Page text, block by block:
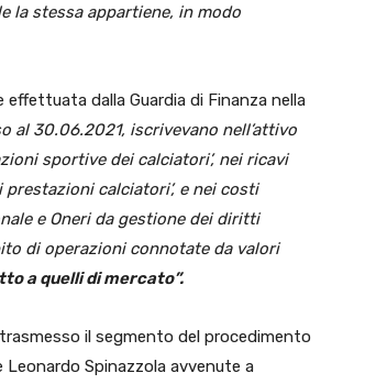
la stessa appartiene, in modo
dalla Guardia di Finanza nella
al 30.06.2021, iscrivevano nell’attivo
sportive dei calciatori’, nei ricavi
calciatori’, e nei costi
e Oneri da gestione dei diritti
di operazioni connotate da valori
a quelli di mercato”.
il segmento del procedimento
Leonardo Spinazzola avvenute a